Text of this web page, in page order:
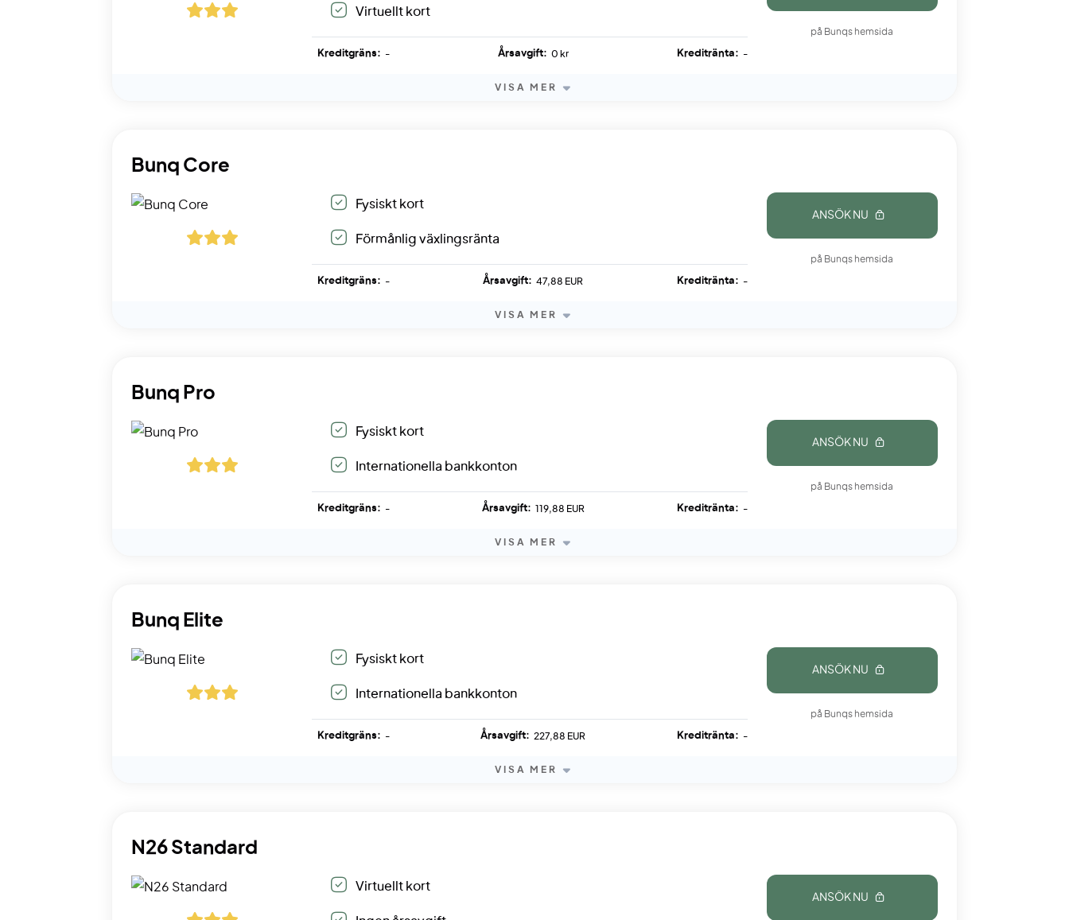
Virtuellt kort
Kreditgräns: - Årsavgift: 0 kr Kreditränta: -
på Bunqs hemsida
VISA MER
Bunq Core
Fysiskt kort
Förmånlig växlingsränta
Kreditgräns: - Årsavgift: 47,88 EUR Kreditränta: -
ANSÖK NU
på Bunqs hemsida
VISA MER
Bunq Pro
Fysiskt kort
Internationella bankkonton
Kreditgräns: - Årsavgift: 119,88 EUR Kreditränta: -
ANSÖK NU
på Bunqs hemsida
VISA MER
Bunq Elite
Fysiskt kort
Internationella bankkonton
Kreditgräns: - Årsavgift: 227,88 EUR Kreditränta: -
ANSÖK NU
på Bunqs hemsida
VISA MER
N26 Standard
Virtuellt kort
ANSÖK NU